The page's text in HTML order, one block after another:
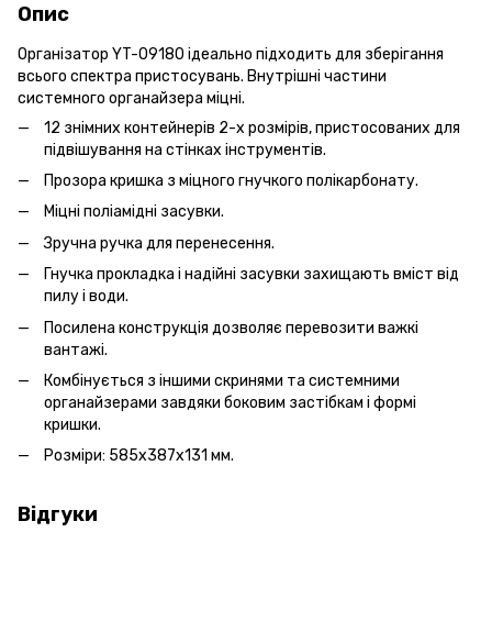
Опис
Організатор YT-09180 ідеально підходить для зберігання
всього спектра пристосувань. Внутрішні частини
системного органайзера міцні.
12 знімних контейнерів 2-х розмірів, пристосованих для
підвішування на стінках інструментів.
Прозора кришка з міцного гнучкого полікарбонату.
Міцні поліамідні засувки.
Зручна ручка для перенесення.
Гнучка прокладка і надійні засувки захищають вміст від
пилу і води.
Посилена конструкція дозволяє перевозити важкі
вантажі.
Комбінується з іншими скринями та системними
органайзерами завдяки боковим застібкам і формі
кришки.
Розміри: 585х387х131 мм.
Відгуки